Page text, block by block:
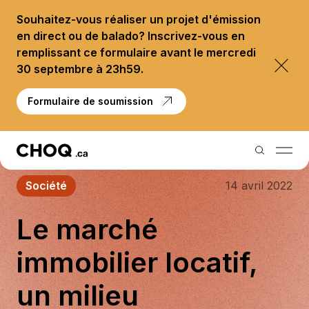
Souhaitez-vous réaliser un projet d'émission
en direct ou de balado? Inscrivez-vous en
remplissant ce formulaire avant le mercredi
30 septembre à 23h59.
Formulaire de soumission
Balados
Reportages
Palmarès
Société 14 avril 2022
Le marché
immobilier locatif,
un milieu